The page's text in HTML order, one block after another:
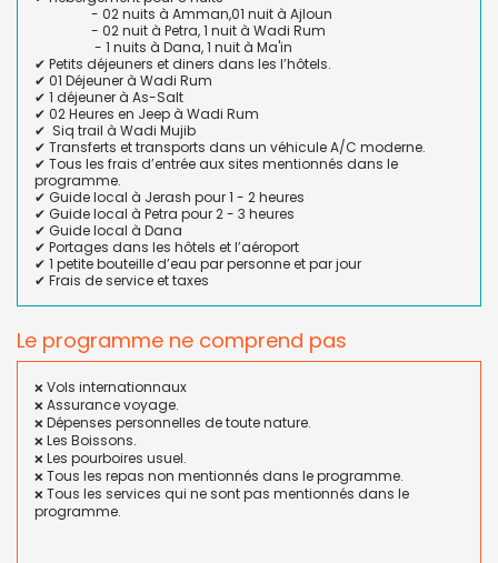
- 02 nuits à Amman,01 nuit à Ajloun
- 02 nuit à Petra, 1 nuit à Wadi Rum
- 1 nuits à Dana, 1 nuit à Ma'in
✔ Petits déjeuners et diners dans les l’hôtels.
✔ 01 Déjeuner à Wadi Rum
✔ 1 déjeuner à As-Salt
✔ 02 Heures en Jeep à Wadi Rum
✔ Siq trail à Wadi Mujib
✔ Transferts et transports dans un véhicule A/C moderne.
✔ Tous les frais d’entrée aux sites mentionnés dans le
programme.
✔ Guide local à Jerash pour 1 - 2 heures
✔ Guide local à Petra pour 2 - 3 heures
✔ Guide local à Dana
✔ Portages dans les hôtels et l’aéroport
✔ 1 petite bouteille d’eau par personne et par jour
✔ Frais de service et taxes
Le programme ne comprend pas
❌ Vols internationnaux
❌ Assurance voyage.
❌ Dépenses personnelles de toute nature.
❌ Les Boissons.
❌ Les pourboires usuel.
❌ Tous les repas non mentionnés dans le programme.
❌ Tous les services qui ne sont pas mentionnés dans le
programme.